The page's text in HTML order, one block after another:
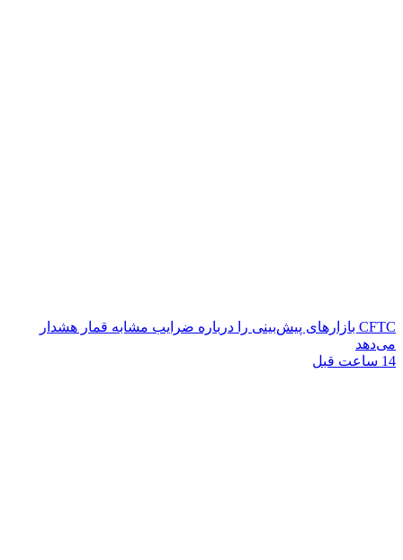
CFTC بازارهای پیش‌بینی را درباره ضرایب مشابه قمار هشدار
می‌دهد
14 ساعت قبل